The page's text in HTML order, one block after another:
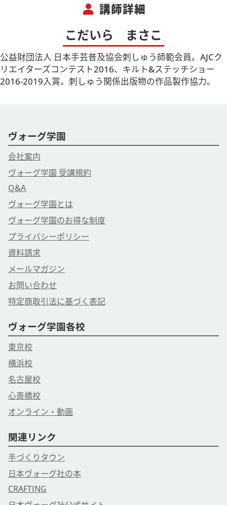
person 講師詳細
こだいら まさこ
公益財団法人 日本手芸普及協会刺しゅう師範会員。AJCク
リエイターズコンテスト2016、キルト&ステッチショー
2016-2019入賞。刺しゅう関係出版物の作品製作協力。
ヴォーグ学園
会社案内
ヴォーグ学園 受講規約
Q&A
ヴォーグ学園とは
ヴォーグ学園のお得な制度
プライバシーポリシー
資料請求
メールマガジン
お問い合わせ
特定商取引法に基づく表記
ヴォーグ学園各校
東京校
横浜校
名古屋校
心斎橋校
オンライン・動画
関連リンク
手づくりタウン
日本ヴォーグ社の本
CRAFTING